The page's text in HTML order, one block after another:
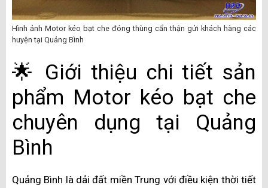
Hình ảnh Motor kéo bạt che đóng thùng cẩn thận gửi khách hàng các
huyện tại Quảng Bình
🌟 Giới thiệu chi tiết sản
phẩm Motor kéo bạt che
chuyên dụng tại Quảng
Bình
Quảng Bình là dải đất miền Trung với điều kiện thời tiết